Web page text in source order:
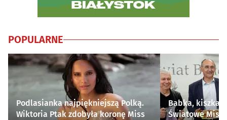
POPULARNE
Podlasianka najpiękniejszą Polką.
Wiktoria Ptak zdobyła koronę Miss
Babka, kiszka i
Światowe